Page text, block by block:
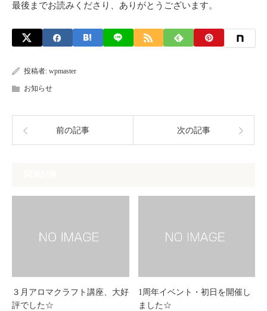
最後までお読みくださり、ありがとうございます。
投稿者: wpmaster
お知らせ
前の記事 次の記事
３月アロマクラフト講座、大好
評でした☆
1周年イベント・初日を開催し
ました☆